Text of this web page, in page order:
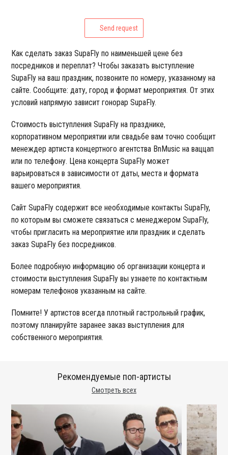
Send request
Как сделать заказ SupaFly по наименьшей цене без
посредников и переплат? Чтобы заказать выступление
SupaFly на ваш праздник, позвоните по номеру, указанному на
сайте. Сообщите: дату, город и формат мероприятия. От этих
условий напрямую зависит гонорар SupaFly.
Стоимость выступления SupaFly на празднике,
корпоративном мероприятии или свадьбе вам точно сообщит
менеждер артиста концертного агентства BnMusic на ваццап
или по телефону. Цена концерта SupaFly может
варьироваться в зависимости от даты, места и формата
вашего мероприятия.
Сайт SupaFly содержит все необходимые контакты SupaFly,
по которым вы сможете связаться с менеджером SupaFly,
чтобы пригласить на мероприятие или праздник и сделать
заказ SupaFly без посредников.
Более подробную информацию об организации концерта и
стоимости выступления SupaFly вы узнаете по контактным
номерам телефонов указанным на сайте.
Помните! У артистов всегда плотный гастрольный график,
поэтому планируйте заранее заказ выступления для
собственного мероприятия.
Смотреть всех
Рекомендуемые поп-артисты